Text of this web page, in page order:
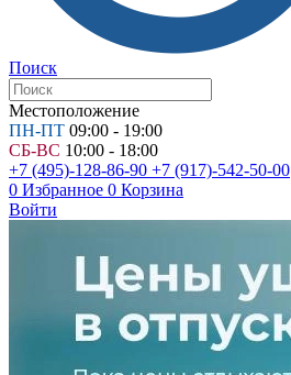
Поиск
Местоположение
ПН-ПТ 09:00 - 19:00
СБ-ВС 10:00 - 18:00
+7 (495)-128-86-90 +7 (917)-542-50-00
0 Избранное 0 Корзина
Войти